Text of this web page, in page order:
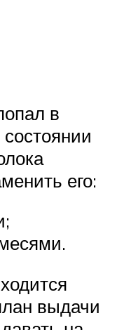
в
состоянии
его:
выдачи